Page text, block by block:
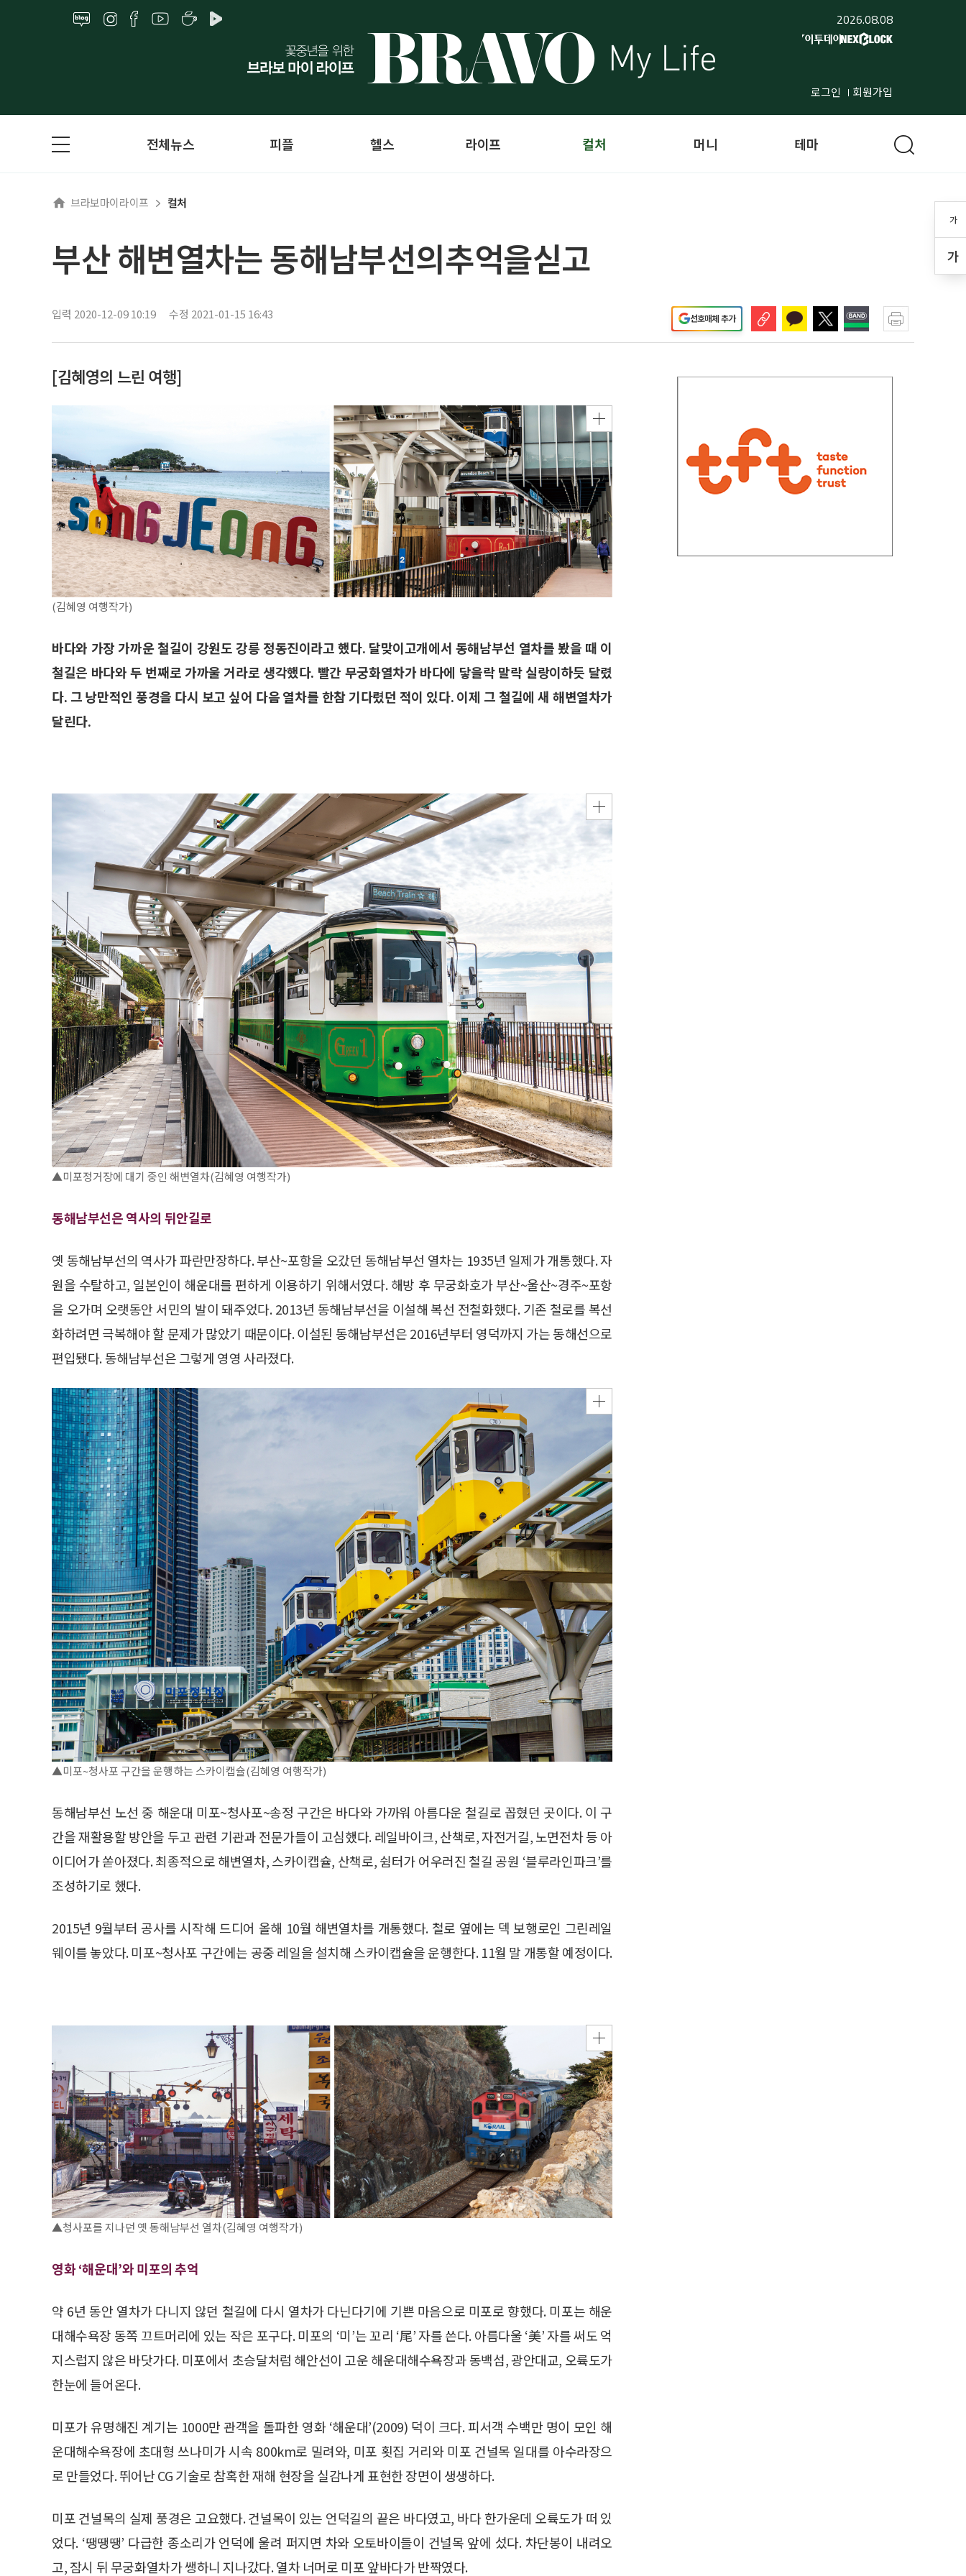
2026.08.08
로그인 회원가입
가
가
전체뉴스 피플 헬스 라이프 컬처 머니 테마
브라보마이라이프 컬처
부산 해변열차는 동해남부선의추억을싣고
입력 2020-12-09 10:19 수정 2021-01-15 16:43 선호매체 추가
[김혜영의 느린 여행]
(김혜영 여행작가)
바다와 가장 가까운 철길이 강원도 강릉 정동진이라고 했다. 달맞이고개에서 동해남부선 열차를 봤을 때 이
철길은 바다와 두 번째로 가까울 거라로 생각했다. 빨간 무궁화열차가 바다에 닿을락 말락 실랑이하듯 달렸
다. 그 낭만적인 풍경을 다시 보고 싶어 다음 열차를 한참 기다렸던 적이 있다. 이제 그 철길에 새 해변열차가
달린다.
▲미포정거장에 대기 중인 해변열차(김혜영 여행작가)
동해남부선은 역사의 뒤안길로
옛 동해남부선의 역사가 파란만장하다. 부산~포항을 오갔던 동해남부선 열차는 1935년 일제가 개통했다. 자
원을 수탈하고, 일본인이 해운대를 편하게 이용하기 위해서였다. 해방 후 무궁화호가 부산~울산~경주~포항
을 오가며 오랫동안 서민의 발이 돼주었다. 2013년 동해남부선을 이설해 복선 전철화했다. 기존 철로를 복선
화하려면 극복해야 할 문제가 많았기 때문이다. 이설된 동해남부선은 2016년부터 영덕까지 가는 동해선으로
편입됐다. 동해남부선은 그렇게 영영 사라졌다.
▲미포~청사포 구간을 운행하는 스카이캡슐(김혜영 여행작가)
동해남부선 노선 중 해운대 미포~청사포~송정 구간은 바다와 가까워 아름다운 철길로 꼽혔던 곳이다. 이 구
간을 재활용할 방안을 두고 관련 기관과 전문가들이 고심했다. 레일바이크, 산책로, 자전거길, 노면전차 등 아
이디어가 쏟아졌다. 최종적으로 해변열차, 스카이캡슐, 산책로, 쉼터가 어우러진 철길 공원 ‘블루라인파크’를
조성하기로 했다.
2015년 9월부터 공사를 시작해 드디어 올해 10월 해변열차를 개통했다. 철로 옆에는 덱 보행로인 그린레일
웨이를 놓았다. 미포~청사포 구간에는 공중 레일을 설치해 스카이캡슐을 운행한다. 11월 말 개통할 예정이다.
▲청사포를 지나던 옛 동해남부선 열차(김혜영 여행작가)
영화 ‘해운대’와 미포의 추억
약 6년 동안 열차가 다니지 않던 철길에 다시 열차가 다닌다기에 기쁜 마음으로 미포로 향했다. 미포는 해운
대해수욕장 동쪽 끄트머리에 있는 작은 포구다. 미포의 ‘미’는 꼬리 ‘尾’ 자를 쓴다. 아름다울 ‘美’ 자를 써도 억
지스럽지 않은 바닷가다. 미포에서 초승달처럼 해안선이 고운 해운대해수욕장과 동백섬, 광안대교, 오륙도가
한눈에 들어온다.
미포가 유명해진 계기는 1000만 관객을 돌파한 영화 ‘해운대’(2009) 덕이 크다. 피서객 수백만 명이 모인 해
운대해수욕장에 초대형 쓰나미가 시속 800km로 밀려와, 미포 횟집 거리와 미포 건널목 일대를 아수라장으
로 만들었다. 뛰어난 CG 기술로 참혹한 재해 현장을 실감나게 표현한 장면이 생생하다.
미포 건널목의 실제 풍경은 고요했다. 건널목이 있는 언덕길의 끝은 바다였고, 바다 한가운데 오륙도가 떠 있
었다. ‘땡땡땡’ 다급한 종소리가 언덕에 울려 퍼지면 차와 오토바이들이 건널목 앞에 섰다. 차단봉이 내려오
고, 잠시 뒤 무궁화열차가 쌩하니 지나갔다. 열차 너머로 미포 앞바다가 반짝였다.